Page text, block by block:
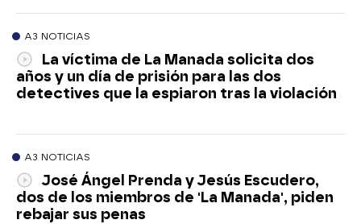
A3 NOTICIAS
La víctima de La Manada solicita dos
años y un día de prisión para las dos
detectives que la espiaron tras la violación
A3 NOTICIAS
José Ángel Prenda y Jesús Escudero,
dos de los miembros de 'La Manada', piden
rebajar sus penas